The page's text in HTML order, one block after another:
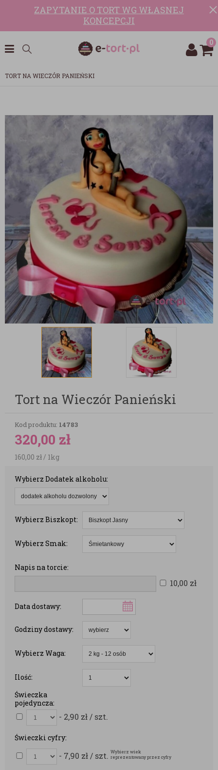
ZAPYTANIE O TORT WG WŁASNEJ
KONCEPCJI
0
TORT NA WIECZÓR PANIEŃSKI
Tort na Wieczór Panieński
Kod produktu: 14783
320,00 zł
160,00 zł/ 1kg
Wybierz Dodatek alkoholu:
Wybierz Biszkopt:
Wybierz Smak:
Napis na torcie:
10,00 zł
Data dostawy:
Godziny dostawy:
Wybierz Waga:
Ilość:
Świeczka
pojedyncza:
- 2,90 zł / szt.
Świeczki cyfry:
- 7,90 zł / szt. Wybierz wiek
reprezentowany przez cyfry